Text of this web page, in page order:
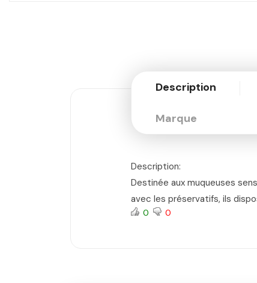
Description
Marque
Description:
Destinée aux muqueuses
avec les préservatifs, ils
0 0